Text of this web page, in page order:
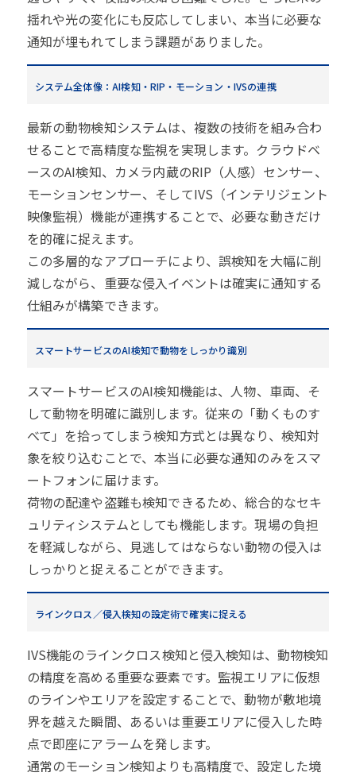
揺れや光の変化にも反応してしまい、本当に必要な
通知が埋もれてしまう課題がありました。
システム全体像：AI検知・RIP・モーション・IVSの連携
最新の動物検知システムは、複数の技術を組み合わ
せることで高精度な監視を実現します。クラウドベ
ースのAI検知、カメラ内蔵のRIP（人感）センサー、
モーションセンサー、そしてIVS（インテリジェント
映像監視）機能が連携することで、必要な動きだけ
を的確に捉えます。
この多層的なアプローチにより、誤検知を大幅に削
減しながら、重要な侵入イベントは確実に通知する
仕組みが構築できます。
スマートサービスのAI検知で動物をしっかり識別
スマートサービスのAI検知機能は、人物、車両、そ
して動物を明確に識別します。従来の「動くものす
べて」を拾ってしまう検知方式とは異なり、検知対
象を絞り込むことで、本当に必要な通知のみをスマ
ートフォンに届けます。
荷物の配達や盗難も検知できるため、総合的なセキ
ュリティシステムとしても機能します。現場の負担
を軽減しながら、見逃してはならない動物の侵入は
しっかりと捉えることができます。
ラインクロス／侵入検知の設定術で確実に捉える
IVS機能のラインクロス検知と侵入検知は、動物検知
の精度を高める重要な要素です。監視エリアに仮想
のラインやエリアを設定することで、動物が敷地境
界を越えた瞬間、あるいは重要エリアに侵入した時
点で即座にアラームを発します。
通常のモーション検知よりも高精度で、設定した境